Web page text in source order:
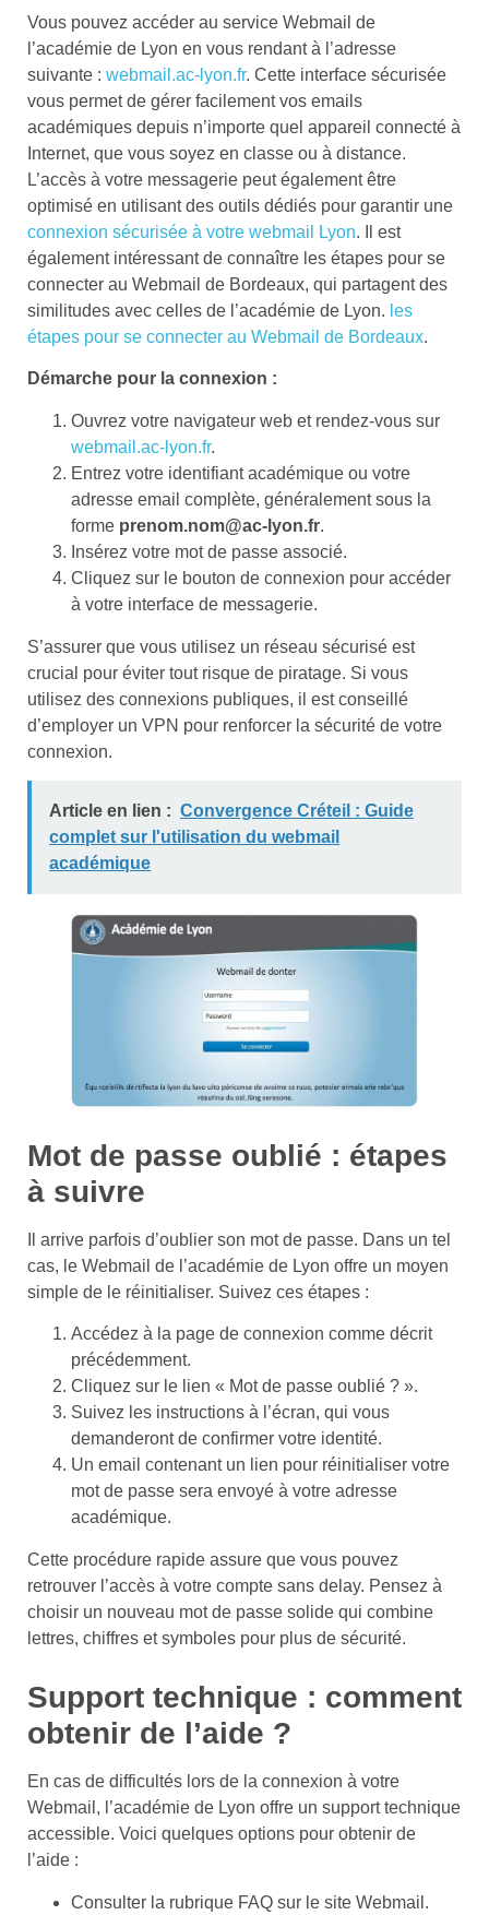
Vous pouvez accéder au service Webmail de
l’académie de Lyon en vous rendant à l’adresse
suivante : webmail.ac-lyon.fr. Cette interface sécurisée
vous permet de gérer facilement vos emails
académiques depuis n’importe quel appareil connecté à
Internet, que vous soyez en classe ou à distance.
L’accès à votre messagerie peut également être
optimisé en utilisant des outils dédiés pour garantir une
connexion sécurisée à votre webmail Lyon. Il est
également intéressant de connaître les étapes pour se
connecter au Webmail de Bordeaux, qui partagent des
similitudes avec celles de l’académie de Lyon. les
étapes pour se connecter au Webmail de Bordeaux.
Démarche pour la connexion :
Ouvrez votre navigateur web et rendez-vous sur
webmail.ac-lyon.fr.
Entrez votre identifiant académique ou votre
adresse email complète, généralement sous la
forme prenom.nom@ac-lyon.fr.
Insérez votre mot de passe associé.
Cliquez sur le bouton de connexion pour accéder
à votre interface de messagerie.
S’assurer que vous utilisez un réseau sécurisé est
crucial pour éviter tout risque de piratage. Si vous
utilisez des connexions publiques, il est conseillé
d’employer un VPN pour renforcer la sécurité de votre
connexion.
Article en lien : Convergence Créteil : Guide
complet sur l'utilisation du webmail
académique
Mot de passe oublié : étapes
à suivre
Il arrive parfois d’oublier son mot de passe. Dans un tel
cas, le Webmail de l’académie de Lyon offre un moyen
simple de le réinitialiser. Suivez ces étapes :
Accédez à la page de connexion comme décrit
précédemment.
Cliquez sur le lien « Mot de passe oublié ? ».
Suivez les instructions à l’écran, qui vous
demanderont de confirmer votre identité.
Un email contenant un lien pour réinitialiser votre
mot de passe sera envoyé à votre adresse
académique.
Cette procédure rapide assure que vous pouvez
retrouver l’accès à votre compte sans delay. Pensez à
choisir un nouveau mot de passe solide qui combine
lettres, chiffres et symboles pour plus de sécurité.
Support technique : comment
obtenir de l’aide ?
En cas de difficultés lors de la connexion à votre
Webmail, l’académie de Lyon offre un support technique
accessible. Voici quelques options pour obtenir de
l’aide :
Consulter la rubrique FAQ sur le site Webmail.